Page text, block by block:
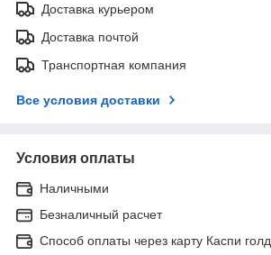
Доставка курьером
Доставка почтой
Транспортная компания
Все условия доставки
Условия оплаты
Наличными
Безналичный расчет
Способ оплаты через карту Каспи голд